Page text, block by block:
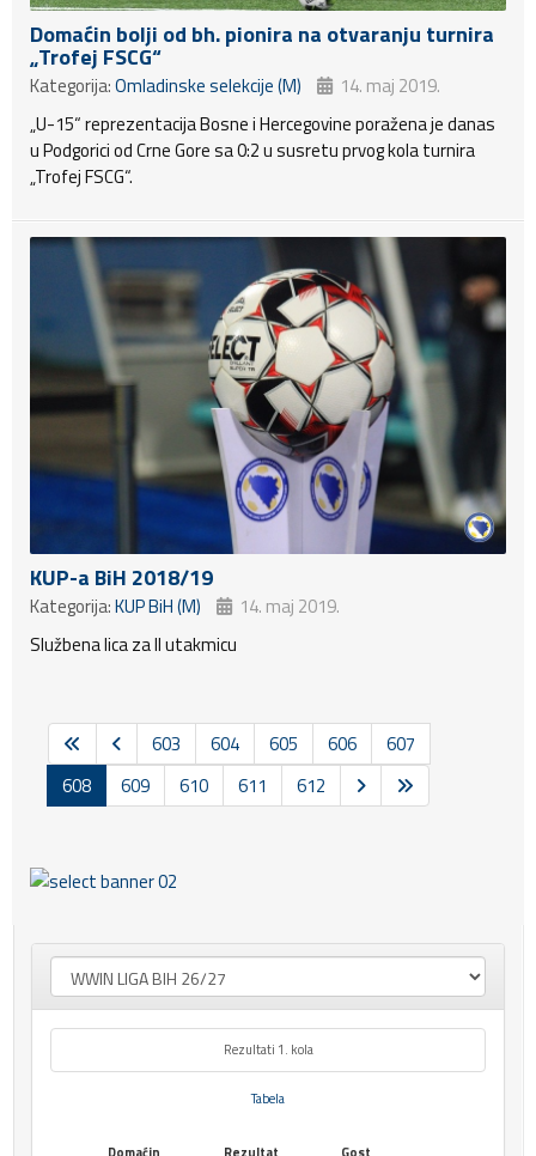
Domaćin bolji od bh. pionira na otvaranju turnira
„Trofej FSCG“
Kategorija:Omladinske selekcije (M)
14. maj 2019.
„U-15“ reprezentacija Bosne i Hercegovine poražena je danas
u Podgorici od Crne Gore sa 0:2 u susretu prvog kola turnira
„Trofej FSCG“.
KUP-a BiH 2018/19
Kategorija:KUP BiH (M)
14. maj 2019.
Službena lica za II utakmicu
603 604 605 606
607
608
609 610 611 612
Rezultati 1. kola
Tabela
Domaćin Rezultat Gost